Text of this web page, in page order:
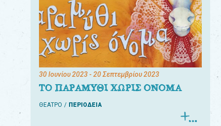
30 Ιουνίου 2023- 20 Σεπτεμβρίου 2023
ΤΟ ΠΑΡΑΜΥΘΙ ΧΩΡΙΣ ΟΝΟΜΑ
ΘΕΑΤΡΟ ΠΕΡΙΟΔΕΙΑ